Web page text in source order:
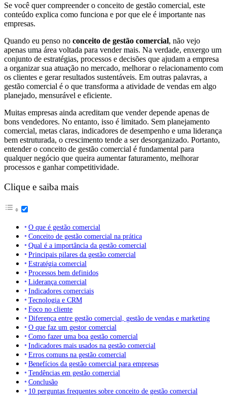
Se você quer compreender o conceito de gestão comercial, este
conteúdo explica como funciona e por que ele é importante nas
empresas.
Quando eu penso no conceito de gestão comercial, não vejo
apenas uma área voltada para vender mais. Na verdade, enxergo um
conjunto de estratégias, processos e decisões que ajudam a empresa
a organizar sua atuação no mercado, melhorar o relacionamento com
os clientes e gerar resultados sustentáveis. Em outras palavras, a
gestão comercial é o que transforma a atividade de vendas em algo
planejado, mensurável e eficiente.
Muitas empresas ainda acreditam que vender depende apenas de
bons vendedores. No entanto, isso é limitado. Sem planejamento
comercial, metas claras, indicadores de desempenho e uma liderança
bem estruturada, o crescimento tende a ser desorganizado. Portanto,
entender o conceito de gestão comercial é fundamental para
qualquer negócio que queira aumentar faturamento, melhorar
processos e ganhar competitividade.
Clique e saiba mais
O que é gestão comercial
Conceito de gestão comercial na prática
Qual é a importância da gestão comercial
Principais pilares da gestão comercial
Estratégia comercial
Processos bem definidos
Liderança comercial
Indicadores comerciais
Tecnologia e CRM
Foco no cliente
Diferença entre gestão comercial, gestão de vendas e marketing
O que faz um gestor comercial
Como fazer uma boa gestão comercial
Indicadores mais usados na gestão comercial
Erros comuns na gestão comercial
Benefícios da gestão comercial para empresas
Tendências em gestão comercial
Conclusão
10 perguntas frequentes sobre conceito de gestão comercial